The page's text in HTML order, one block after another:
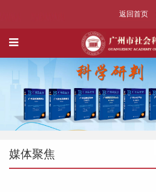
返回首页
媒体聚焦